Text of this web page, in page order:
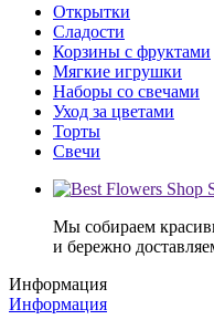
Открытки
Сладости
Корзины с фруктами
Мягкие игрушки
Наборы со свечами
Уход за цветами
Торты
Свечи
Мы собираем
и бережно
Информация
Информация